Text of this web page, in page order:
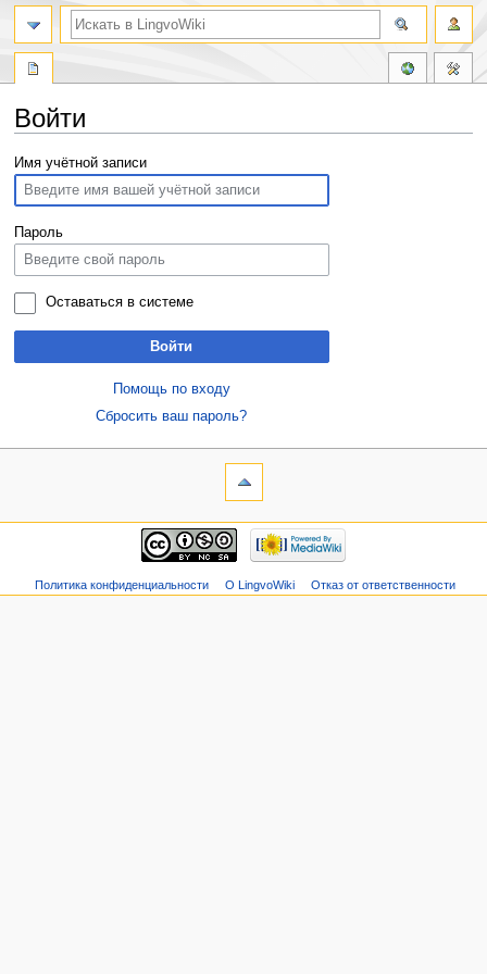
Войти
Перейти
навигации
Перейти
поиску
Имя учётной записи
Пароль
Оставаться в системе
Войти
Помощь по входу
Сбросить ваш пароль?
Политика конфиденциальности О LingvoWiki Отказ от ответственности